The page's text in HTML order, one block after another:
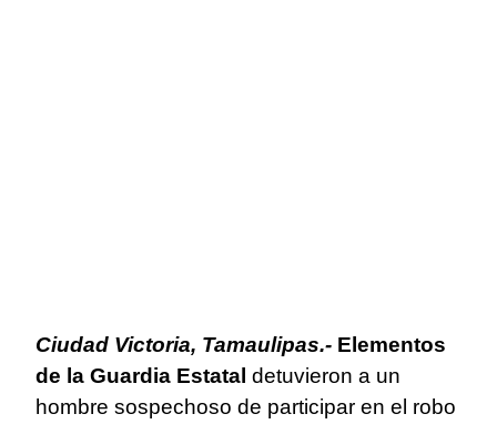
Ciudad Victoria, Tamaulipas.- Elementos
de la Guardia Estatal detuvieron a un
hombre sospechoso de participar en el robo